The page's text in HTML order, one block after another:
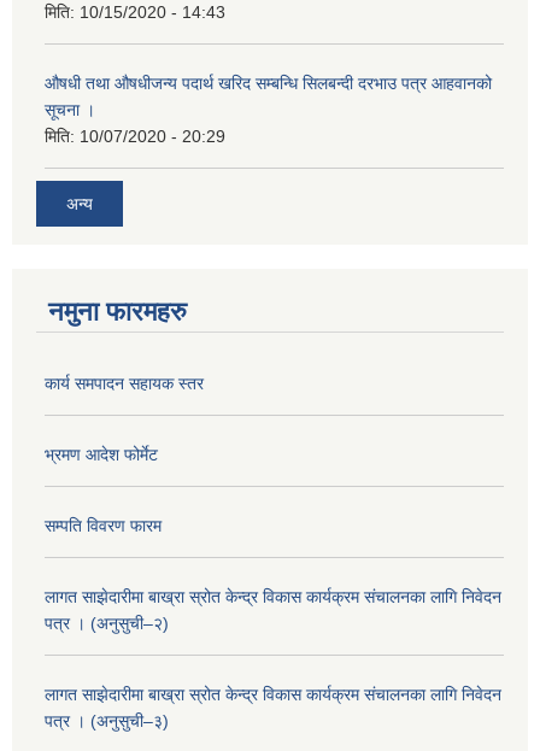
मिति: 10/15/2020 - 14:43
औषधी तथा औषधीजन्य पदार्थ खरिद सम्बन्धि सिलबन्दी दरभाउ पत्र आहवानको
सूचना ।
मिति: 10/07/2020 - 20:29
अन्य
नमुना फारमहरु
कार्य समपादन सहायक स्तर
भ्रमण आदेश फोर्मेट
सम्पति विवरण फारम
लागत साझेदारीमा बाख्रा स्रोत केन्द्र विकास कार्यक्रम संचालनका लागि निवेदन
पत्र । (अनुसुची–२)
लागत साझेदारीमा बाख्रा स्रोत केन्द्र विकास कार्यक्रम संचालनका लागि निवेदन
पत्र । (अनुसुची–३)